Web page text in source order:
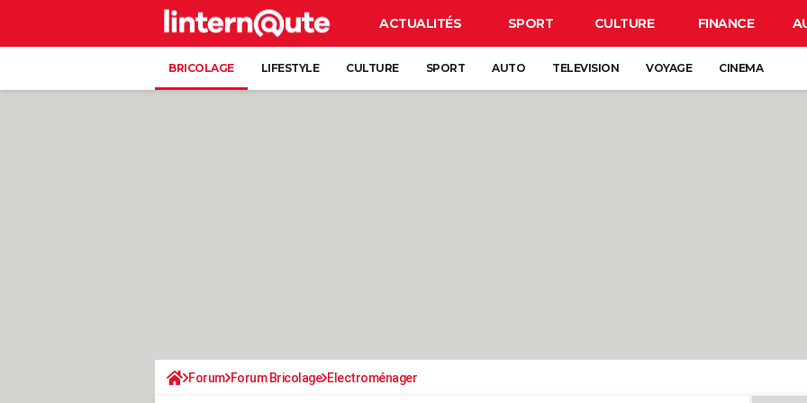
ACTUALITÉS SPORT CULTURE FINANCE
BRICOLAGE LIFESTYLE CULTURE SPORT AUTO TELEVISION VOYAGE CINEMA
Forum Forum Bricolage Electroménager